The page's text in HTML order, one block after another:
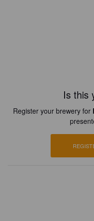
Is this
Register your brewery for